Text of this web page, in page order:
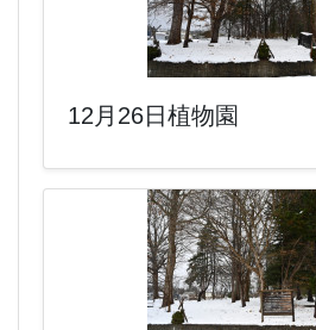
12月26日植物園